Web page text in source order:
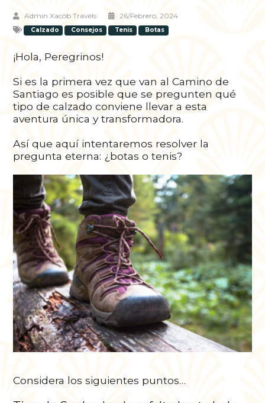
Admin Xacob Travels 26/febrero, 2024
Calzado Consejos Tenis Botas
¡Hola, Peregrinos!
Si es la primera vez que van al Camino de
Santiago es posible que se pregunten qué
tipo de calzado conviene llevar a esta
aventura única y transformadora.
Así que aquí intentaremos resolver la
pregunta eterna: ¿botas o tenis?
Considera los siguientes puntos…